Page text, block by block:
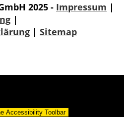
2025 - Impressum |
|
| Sitemap
Accessibility Toolbar